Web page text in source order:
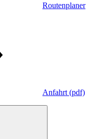
Routenplaner
Anfahrt (pdf)